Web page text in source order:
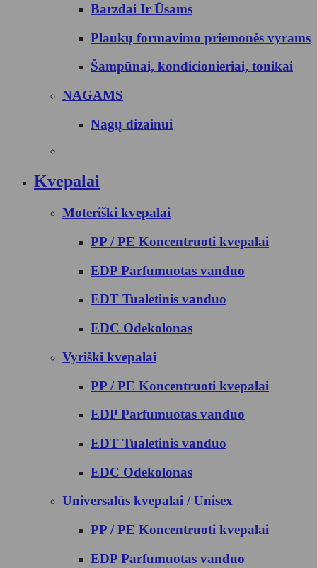
Barzdai Ir Ūsams
Plaukų formavimo priemonės vyrams
Šampūnai, kondicionieriai, tonikai
NAGAMS
Nagų dizainui
Kvepalai
Moteriški kvepalai
PP / PE Koncentruoti kvepalai
EDP Parfumuotas vanduo
EDT Tualetinis vanduo
EDC Odekolonas
Vyriški kvepalai
PP / PE Koncentruoti kvepalai
EDP Parfumuotas vanduo
EDT Tualetinis vanduo
EDC Odekolonas
Universalūs kvepalai / Unisex
PP / PE Koncentruoti kvepalai
EDP Parfumuotas vanduo